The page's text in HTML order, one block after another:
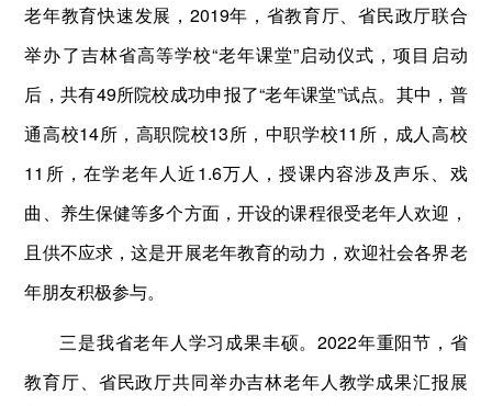
老年教育快速发展，2019年，省教育厅、省民政厅联合
举办了吉林省高等学校“老年课堂”启动仪式，项目启动
后，共有49所院校成功申报了“老年课堂”试点。其中，普
通高校14所，高职院校13所，中职学校11所，成人高校
11所，在学老年人近1.6万人，授课内容涉及声乐、戏
曲、养生保健等多个方面，开设的课程很受老年人欢迎，
且供不应求，这是开展老年教育的动力，欢迎社会各界老
年朋友积极参与。
三是我省老年人学习成果丰硕。2022年重阳节，省
教育厅、省民政厅共同举办吉林老年人教学成果汇报展